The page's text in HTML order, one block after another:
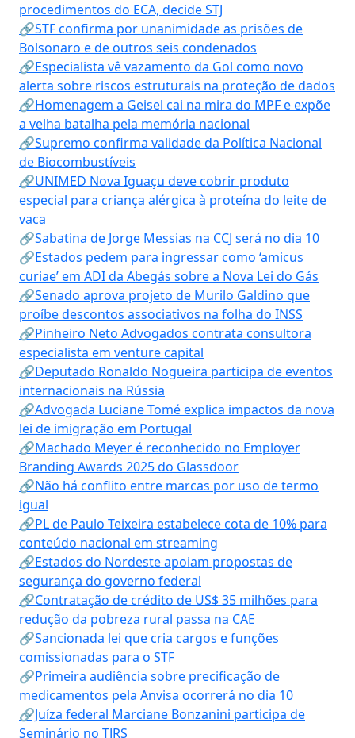
procedimentos do ECA, decide STJ
🔗STF confirma por unanimidade as prisões de
Bolsonaro e de outros seis condenados
🔗Especialista vê vazamento da Gol como novo
alerta sobre riscos estruturais na proteção de dados
🔗Homenagem a Geisel cai na mira do MPF e expõe
a velha batalha pela memória nacional
🔗Supremo confirma validade da Política Nacional
de Biocombustíveis
🔗UNIMED Nova Iguaçu deve cobrir produto
especial para criança alérgica à proteína do leite de
vaca
🔗Sabatina de Jorge Messias na CCJ será no dia 10
🔗Estados pedem para ingressar como ‘amicus
curiae’ em ADI da Abegás sobre a Nova Lei do Gás
🔗Senado aprova projeto de Murilo Galdino que
proíbe descontos associativos na folha do INSS
🔗Pinheiro Neto Advogados contrata consultora
especialista em venture capital
🔗Deputado Ronaldo Nogueira participa de eventos
internacionais na Rússia
🔗Advogada Luciane Tomé explica impactos da nova
lei de imigração em Portugal
🔗Machado Meyer é reconhecido no Employer
Branding Awards 2025 do Glassdoor
🔗Não há conflito entre marcas por uso de termo
igual
🔗PL de Paulo Teixeira estabelece cota de 10% para
conteúdo nacional em streaming
🔗Estados do Nordeste apoiam propostas de
segurança do governo federal
🔗Contratação de crédito de US$ 35 milhões para
redução da pobreza rural passa na CAE
🔗Sancionada lei que cria cargos e funções
comissionadas para o STF
🔗Primeira audiência sobre precificação de
medicamentos pela Anvisa ocorrerá no dia 10
🔗Juíza federal Marciane Bonzanini participa de
Seminário no TJRS